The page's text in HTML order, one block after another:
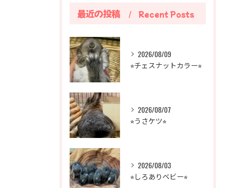
最近の投稿 Recent Posts
2026/08/09
⭐︎チェスナットカラー⭐︎
2026/08/07
⭐︎うさケツ⭐︎
2026/08/03
⭐︎しろありベビー⭐︎